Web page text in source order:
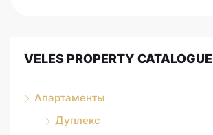
VELES PROPERTY CATALOGUE
Апартаменты
Дуплекс